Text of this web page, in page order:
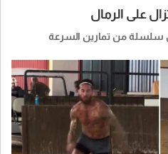
على الرمال
من تمارين السرعة